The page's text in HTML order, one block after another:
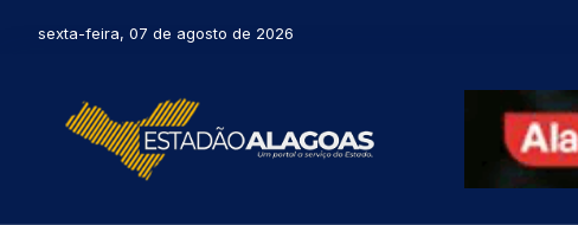
sexta-feira, 07 de agosto de 2026